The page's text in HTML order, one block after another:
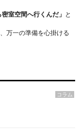
室空間へ行くんだ」
と
万一の準備を心掛ける
コラム